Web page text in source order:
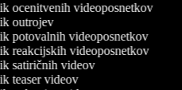
ocenitvenih videoposnetkov
outrojev
potovalnih videoposnetkov
reakcijskih videoposnetkov
satiričnih videov
teaser videov